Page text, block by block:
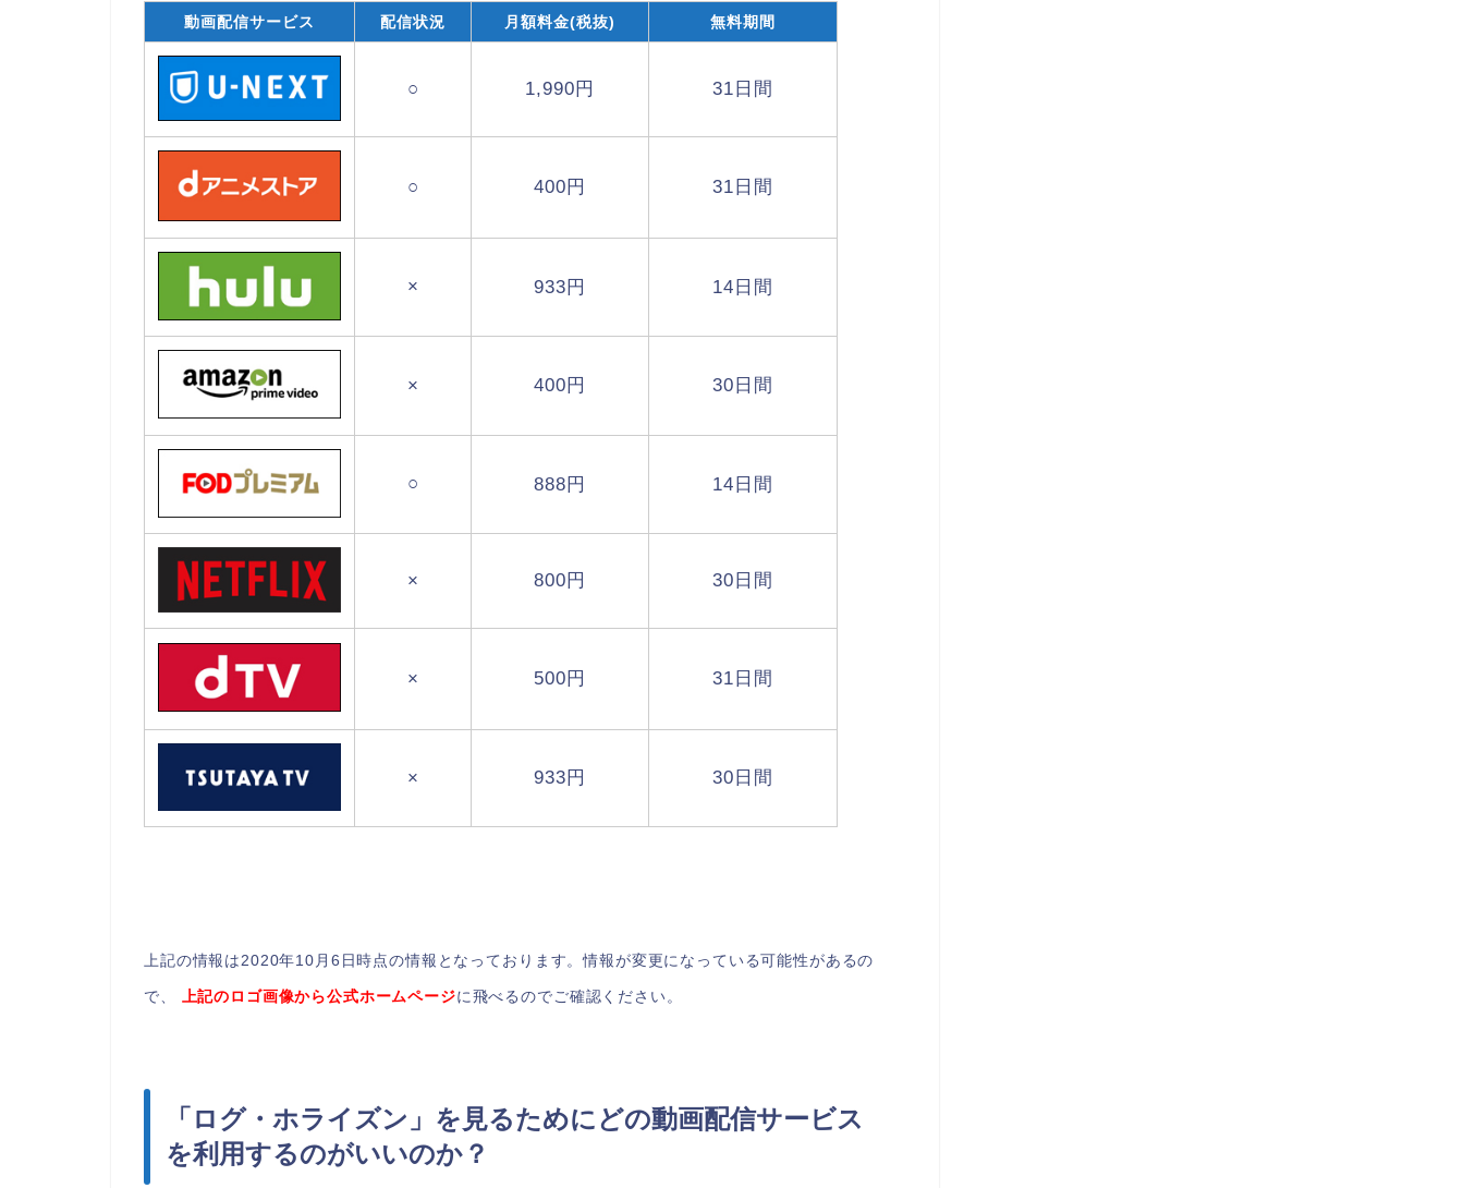
動画配信サービス 配信状況 月額料金(税抜) 無料期間
○ 1,990円 31日間
○ 400円 31日間
× 933円 14日間
× 400円 30日間
○ 888円 14日間
× 800円 30日間
× 500円 31日間
× 933円 30日間
上記の情報は2020年10月6日時点の情報となっております。情報が変更になっている可能性があるの
で、 上記のロゴ画像から公式ホームページに飛べるのでご確認ください。
「ログ・ホライズン」を見るためにどの動画配信サービス
を利用するのがいいのか？